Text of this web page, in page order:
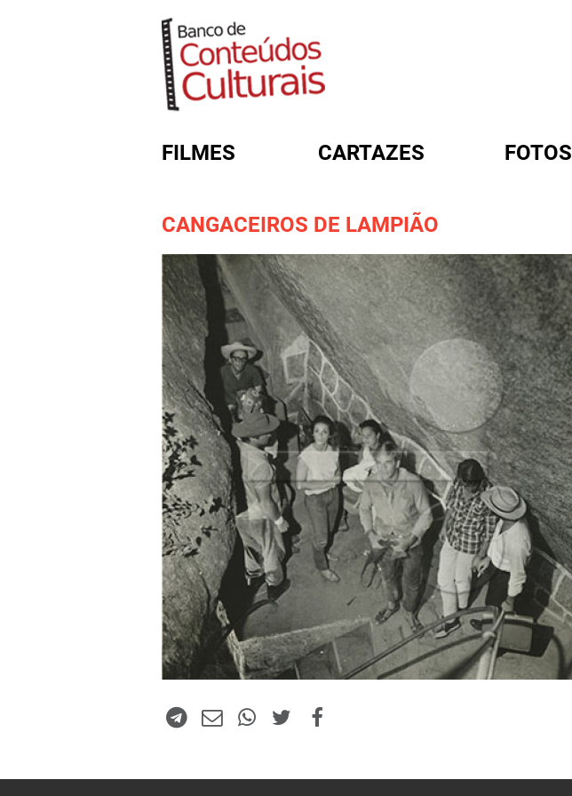
FILMES CARTAZES FOTOS
CANGACEIROS DE LAMPIÃO